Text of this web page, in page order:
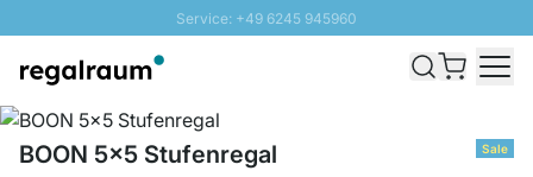
Service: +49 6245 945960
Schnelle Lieferung - Gratis Versand ab 100€
SUNNY SALE: Bis zu 20% Rabatt
Sale
BOON 5x5 Stufenregal